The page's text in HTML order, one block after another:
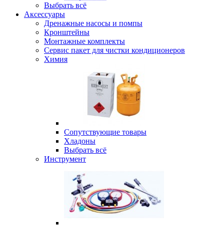
Выбрать всё
Аксессуары
Дренажные насосы и помпы
Кронштейны
Монтажные комплекты
Сервис пакет для чистки кондиционеров
Химия
Сопутствующие товары
Хладоны
Выбрать всё
Инструмент